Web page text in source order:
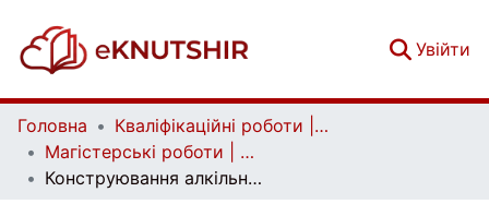
Увійти
Головна
Кваліфікаційні роботи | Qualifying works
Магістерські роботи | Master's theses
Конструювання алкільного замісника в альфа-положенні гетероциклічних кетонів